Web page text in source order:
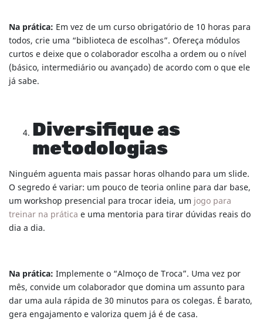
Na prática: Em vez de um curso obrigatório de 10 horas para
todos, crie uma “biblioteca de escolhas”. Ofereça módulos
curtos e deixe que o colaborador escolha a ordem ou o nível
(básico, intermediário ou avançado) de acordo com o que ele
já sabe.
Diversifique as
metodologias
Ninguém aguenta mais passar horas olhando para um slide.
O segredo é variar: um pouco de teoria online para dar base,
um workshop presencial para trocar ideia, um jogo para
treinar na prática e uma mentoria para tirar dúvidas reais do
dia a dia.
Na prática: Implemente o “Almoço de Troca”. Uma vez por
mês, convide um colaborador que domina um assunto para
dar uma aula rápida de 30 minutos para os colegas. É barato,
gera engajamento e valoriza quem já é de casa.